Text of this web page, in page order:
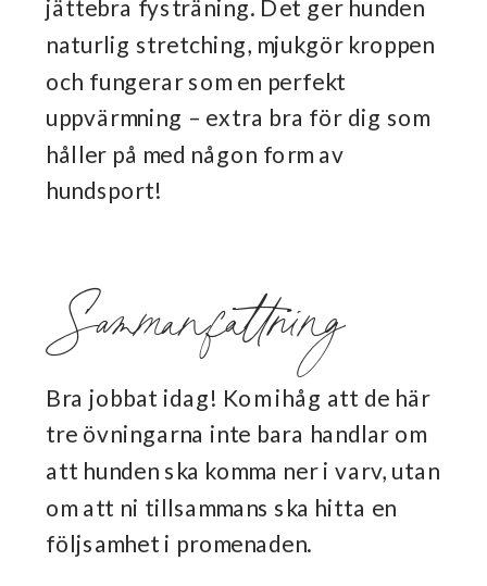
jättebra fysträning. Det ger hunden
naturlig stretching, mjukgör kroppen
och fungerar som en perfekt
uppvärmning – extra bra för dig som
håller på med någon form av
hundsport!
Sammanfattning
Bra jobbat idag! Kom ihåg att de här
tre övningarna inte bara handlar om
att hunden ska komma ner i varv, utan
om att ni tillsammans ska hitta en
följsamhet i promenaden.